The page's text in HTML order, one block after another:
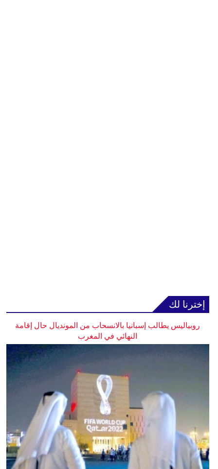
إخترنا لك
روبياليس يطالب إسبانيا بالانسحاب من المونديال حال إقامة
النهائي في المغرب